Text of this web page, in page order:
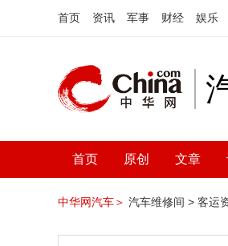
首页 资讯 军事 财经 娱乐
首页 原创 文章
中华网汽车＞ 汽车维修间 > 客运